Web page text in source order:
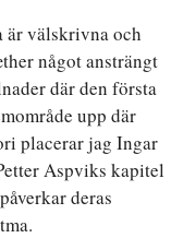
är välskrivna och
något ansträngt
där den första
upp där
placerar jag Ingar
Aspviks kapitel
deras